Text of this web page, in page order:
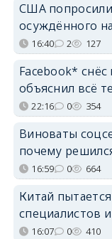
США
осуждённого
16:40 2 127
Facebook*
объяснил всё
22:16 0 354
Виноваты
почему
16:59 0 664
Китай
специалистов
16:07 0 410